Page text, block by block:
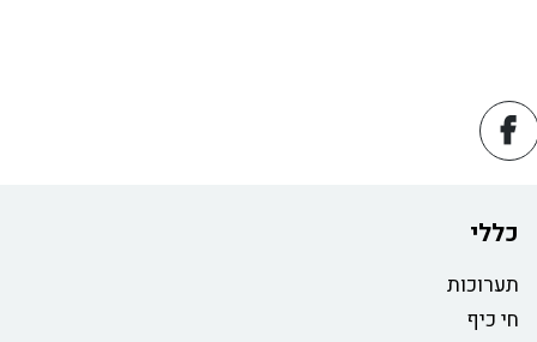
כללי
תערוכות
חי כיף